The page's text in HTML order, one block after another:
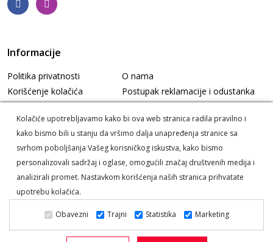
Informacije
Politika privatnosti
Korišćenje kolačića
Informacije o dostavi
O nama
Postupak reklamacije i odustanka
Korisnički servis
Enervit © 2026. Sva prava zadržana -Powered by Dajbog -
Internet prodavnice. Web prodavnica i SEO Web Business
Solutions
Kolačiće upotrebljavamo kako bi ova web stranica radila pravilno i
kako bismo bili u stanju da vršimo dalja unapređenja stranice sa
svrhom poboljšanja Vašeg korisničkog iskustva, kako bismo
personalizovali sadržaj i oglase, omogućili značaj društvenih medija i
analizirali promet. Nastavkom korišćenja naših stranica prihvatate
upotrebu kolačića.
Obavezni Trajni Statistika Marketing